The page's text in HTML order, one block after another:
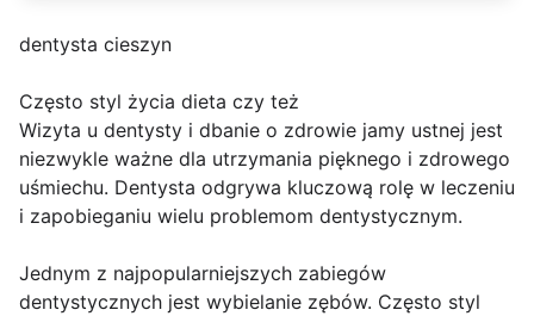
dentysta cieszyn
Często styl życia dieta czy też
Wizyta u dentysty i dbanie o zdrowie jamy ustnej jest
niezwykle ważne dla utrzymania pięknego i zdrowego
uśmiechu. Dentysta odgrywa kluczową rolę w leczeniu
i zapobieganiu wielu problemom dentystycznym.
Jednym z najpopularniejszych zabiegów
dentystycznych jest wybielanie zębów. Często styl